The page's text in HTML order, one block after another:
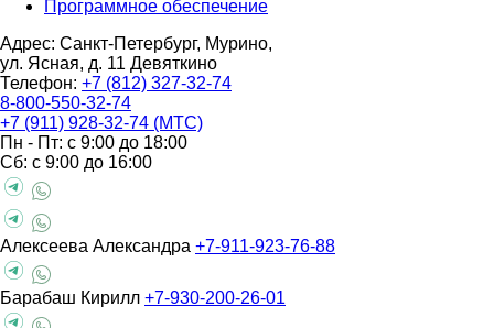
Программное обеспечение
Адрес: Санкт-Петербург, Мурино,
ул. Ясная, д. 11 Девяткино
Телефон: +7 (812) 327-32-74
8-800-550-32-74
+7 (911) 928-32-74 (МТС)
Пн - Пт: с 9:00 до 18:00
Сб: с 9:00 до 16:00
Алексеева Александра +7-911-923-76-88
Барабаш Кирилл +7-930-200-26-01